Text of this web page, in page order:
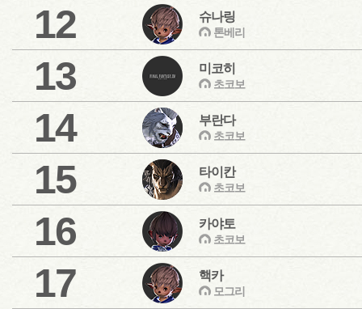
12 슈나링
톤베리
13 미코히
초코보
14 부란다
초코보
15 타이칸
초코보
16 카야토
초코보
17 핵카
모그리